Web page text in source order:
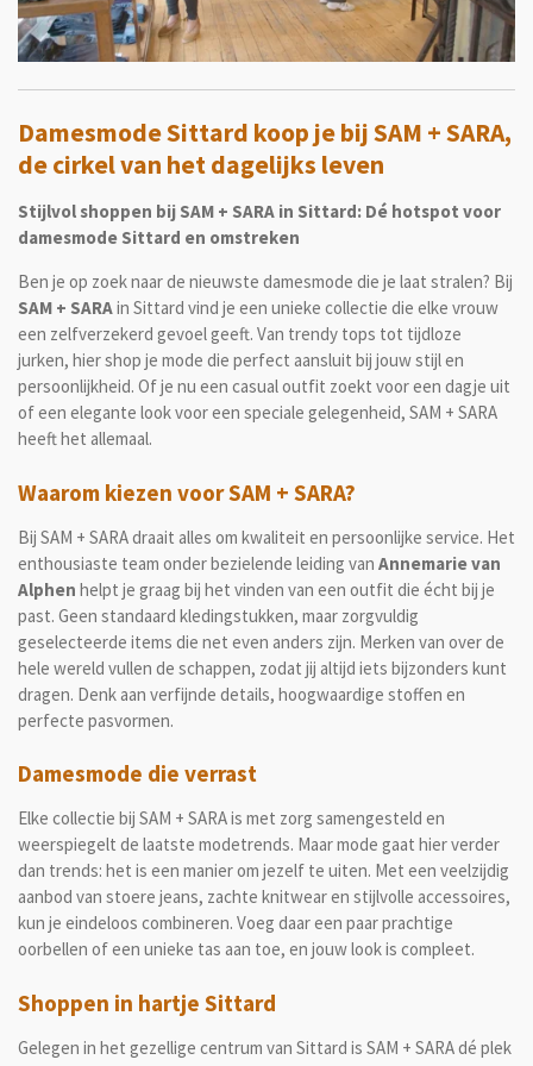
a
y
Damesmode Sittard koop je bij SAM + SARA,
de cirkel van het dagelijks leven
Stijlvol shoppen bij SAM + SARA in Sittard: Dé hotspot voor
damesmode Sittard en omstreken
Ben je op zoek naar de nieuwste damesmode die je laat stralen? Bij
SAM + SARAin Sittard vind je een unieke collectie die elke vrouw
een zelfverzekerd gevoel geeft. Van trendy tops tot tijdloze
jurken, hier shop je mode die perfect aansluit bij jouw stijl en
persoonlijkheid. Of je nu een casual outfit zoekt voor een dagje uit
of een elegante look voor een speciale gelegenheid, SAM + SARA
heeft het allemaal.
Waarom kiezen voor SAM + SARA?
Bij SAM + SARA draait alles om kwaliteit en persoonlijke service. Het
enthousiaste team onder bezielende leiding van Annemarie van
Alphen helpt je graag bij het vinden van een outfit die écht bij je
past. Geen standaard kledingstukken, maar zorgvuldig
geselecteerde items die net even anders zijn. Merken van over de
hele wereld vullen de schappen, zodat jij altijd iets bijzonders kunt
dragen. Denk aan verfijnde details, hoogwaardige stoffen en
perfecte pasvormen.
Damesmode die verrast
Elke collectie bij SAM + SARA is met zorg samengesteld en
weerspiegelt de laatste modetrends. Maar mode gaat hier verder
dan trends: het is een manier om jezelf te uiten. Met een veelzijdig
aanbod van stoere jeans, zachte knitwear en stijlvolle accessoires,
kun je eindeloos combineren. Voeg daar een paar prachtige
oorbellen of een unieke tas aan toe, en jouw look is compleet.
Shoppen in hartje Sittard
Gelegen in het gezellige centrum van Sittard is SAM + SARA dé plek